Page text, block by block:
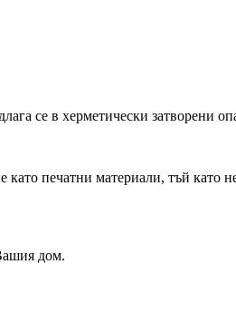
се в херметически затворени
печатни материали, тъй като
дом.